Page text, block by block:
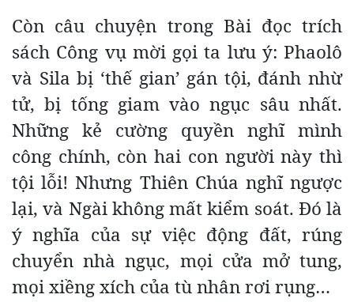
Còn câu chuyện trong Bài đọc trích
sách Công vụ mời gọi ta lưu ý: Phaolô
và Sila bị ‘thế gian’ gán tội, đánh nhừ
tử, bị tống giam vào ngục sâu nhất.
Những kẻ cường quyền nghĩ mình
công chính, còn hai con người này thì
tội lỗi! Nhưng Thiên Chúa nghĩ ngược
lại, và Ngài không mất kiểm soát. Đó là
ý nghĩa của sự việc động đất, rúng
chuyển nhà ngục, mọi cửa mở tung,
mọi xiềng xích của tù nhân rơi rụng…